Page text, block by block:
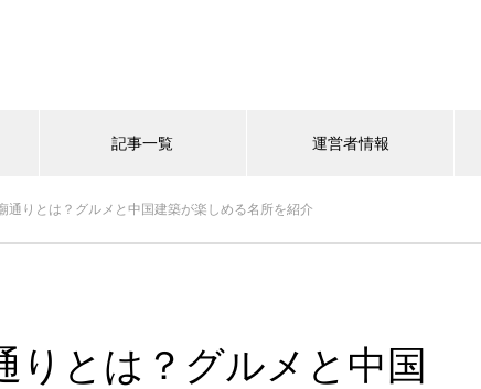
記事一覧 運営者情報
通りとは？グルメと中国建築が楽しめる名所を紹介
りとは？グルメと中国